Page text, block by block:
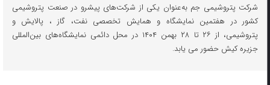
شرکت پتروشیمی جم به‌عنوان یکی از شرکت‌های پیشرو در صنعت پتروشیمی
کشور در هفتمین نمایشگاه و همایش تخصصی نفت، گاز ، پالایش و
پتروشیمی، از ۲۶ تا ۲۸ بهمن ۱۴۰۴ در محل دائمی نمایشگاه‌های بین‌المللی
جزیره کیش حضور می یابد.